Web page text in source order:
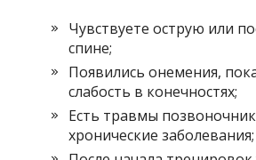
Чувствуете острую или
спине;
Появились онемения,
слабость в конечностях;
Есть травмы
хронические заболевания;